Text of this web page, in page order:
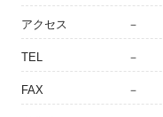
アクセス －
TEL －
FAX －